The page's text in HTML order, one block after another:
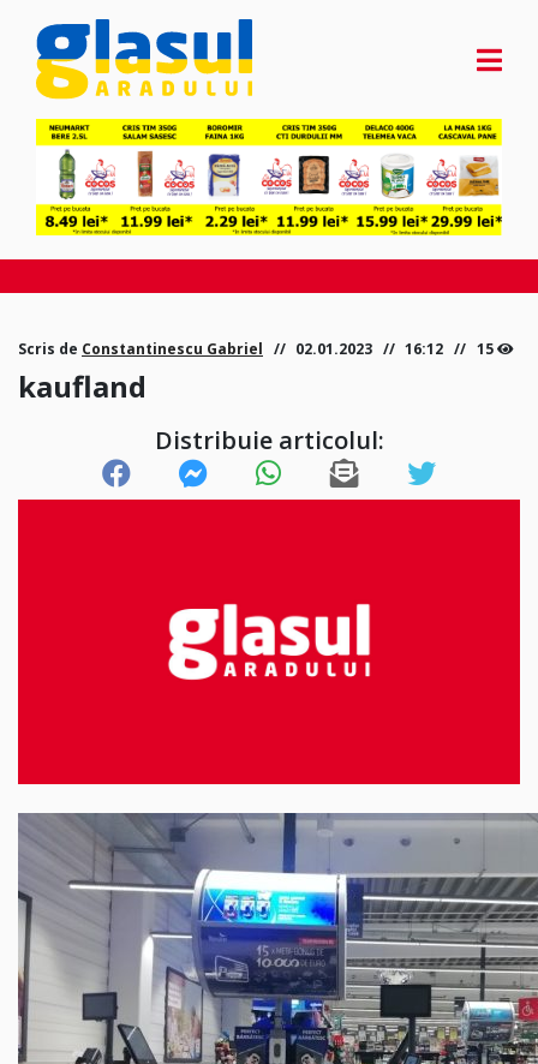
Scris de Constantinescu Gabriel 02.01.2023 16:12 15
kaufland
Distribuie articolul: